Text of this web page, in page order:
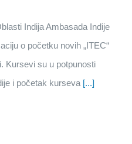
Indija Ambasada Indije
o početku novih „ITEC“
Kursevi su u potpunosti
i početak kurseva [...]